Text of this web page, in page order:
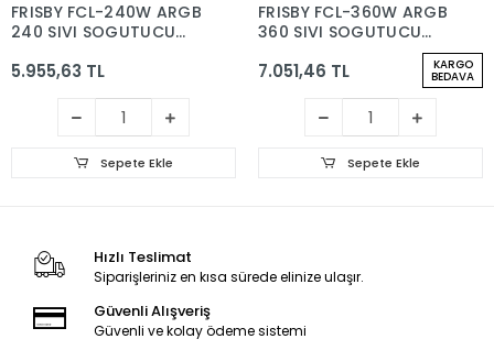
FRISBY FCL-240W ARGB
240 SIVI SOGUTUCU
5.955,63 TL
Sepete Ekle
FRISBY FCL-360W ARGB
360 SIVI SOGUTUCU
7.051,46 TL KARGO
BEDAVA
Sepete Ekle
Hızlı Teslimat
Siparişleriniz en kısa sürede elinize ulaşır.
Güvenli Alışveriş
Güvenli ve kolay ödeme sistemi